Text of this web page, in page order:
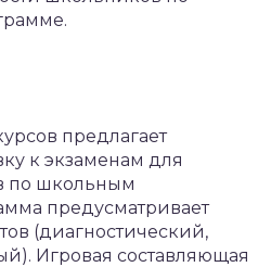
предлагает
к экзаменам для
по школьным
предусматривает
(диагностический,
Игровая составляющая